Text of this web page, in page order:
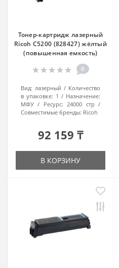
Тонер-картридж лазерный
Ricoh C5200 (828427) жёлтый
(повышенная емкость)
0
Вид: лазерный
Количество
в упаковке: 1
Назначение:
МФУ
Ресурс: 24000 стр
Совместимые бренды: Ricoh
92 159 ₸
В КОРЗИНУ